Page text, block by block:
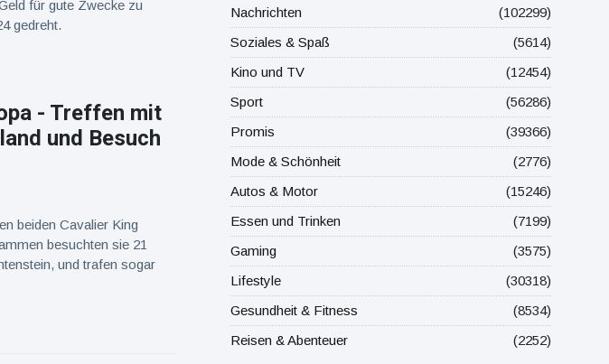
für gute Zwecke zu
gedreht.
- Treffen mit
und Besuch
beiden Cavalier King
besuchten sie 21
und trafen sogar
Nachrichten
(102299)
Soziales & Spaß
(5614)
Kino und TV
(12454)
Sport
(56286)
Promis
(39366)
Mode & Schönheit
(2776)
Autos & Motor
(15246)
Essen und Trinken
(7199)
Gaming
(3575)
Lifestyle
(30318)
Gesundheit & Fitness
(8534)
Reisen & Abenteuer
(2252)